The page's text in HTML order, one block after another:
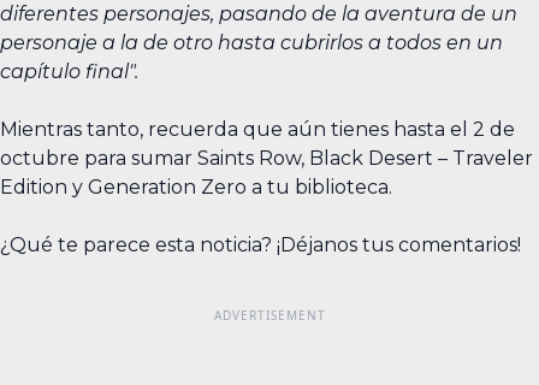
diferentes personajes, pasando de la aventura de un
personaje a la de otro hasta cubrirlos a todos en un
capítulo final".
Mientras tanto, recuerda que aún tienes hasta el 2 de
octubre para sumar Saints Row, Black Desert – Traveler
Edition y Generation Zero a tu biblioteca.
¿Qué te parece esta noticia? ¡Déjanos tus comentarios!